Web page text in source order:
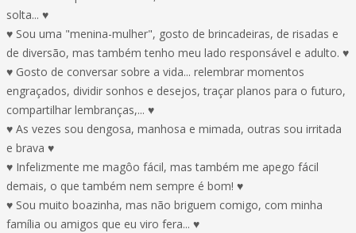
solta... ♥
♥ Sou uma "menina-mulher", gosto de brincadeiras, de risadas e
de diversão, mas também tenho meu lado responsável e adulto. ♥
♥ Gosto de conversar sobre a vida... relembrar momentos
engraçados, dividir sonhos e desejos, traçar planos para o futuro,
compartilhar lembranças,... ♥
♥ As vezes sou dengosa, manhosa e mimada, outras sou irritada
e brava ♥
♥ Infelizmente me magôo fácil, mas também me apego fácil
demais, o que também nem sempre é bom! ♥
♥ Sou muito boazinha, mas não briguem comigo, com minha
família ou amigos que eu viro fera... ♥